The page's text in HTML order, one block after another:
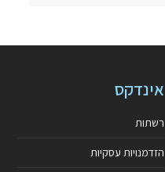
אינדקס
רשתות
הזדמנויות עסקיות